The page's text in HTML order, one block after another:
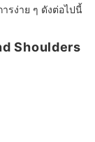
รง่าย ๆ ดังต่อไปนี้
Shoulders